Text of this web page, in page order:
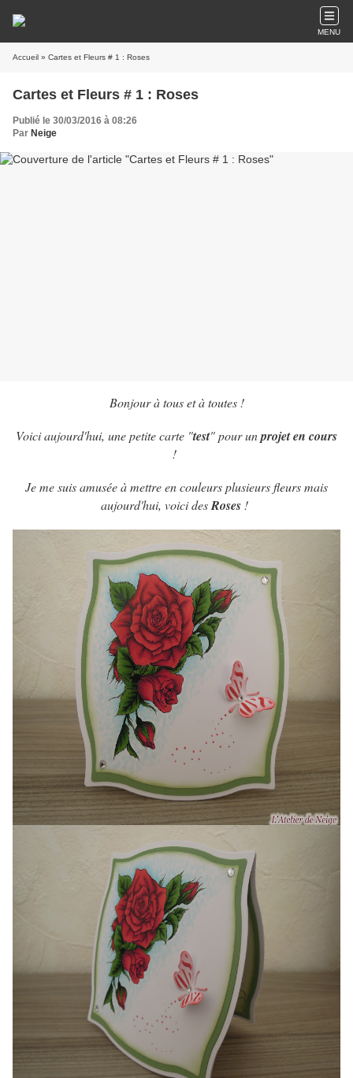
MENU
Accueil » Cartes et Fleurs # 1 : Roses
Cartes et Fleurs # 1 : Roses
Publié le 30/03/2016 à 08:26
Par Neige
Bonjour à tous et à toutes !
Voici aujourd'hui, une petite carte "test" pour unprojet en cours
!
Je me suis amusée à mettre en couleurs plusieurs fleurs mais
aujourd'hui, voici desRoses !